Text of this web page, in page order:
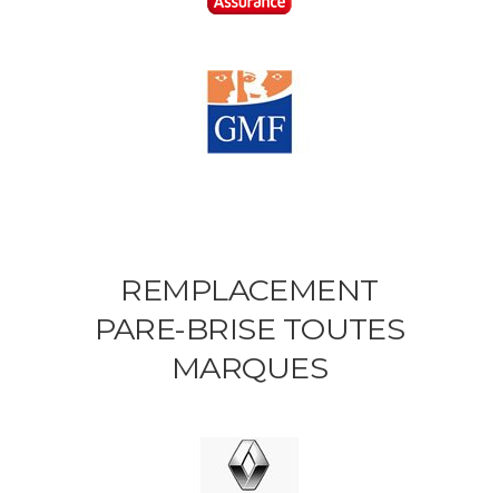
REMPLACEMENT
PARE-BRISE TOUTES
MARQUES